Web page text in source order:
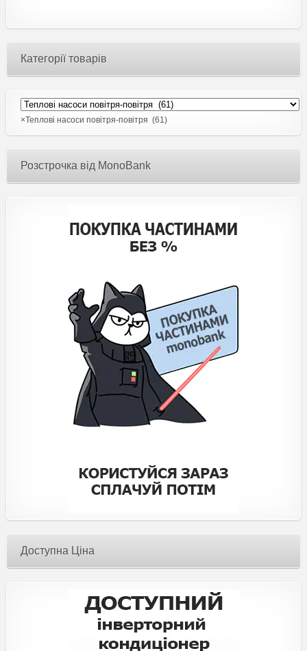
Категорії товарів
×Теплові насоси повітря-повітря (61)
Розстрочка від MonoBank
Доступна Ціна